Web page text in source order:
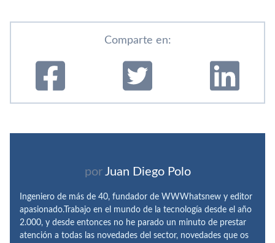
Comparte en:
por Juan Diego Polo
Ingeniero de más de 40, fundador de WWWhatsnew y editor
apasionado.Trabajo en el mundo de la tecnología desde el año
2.000, y desde entonces no he parado un minuto de prestar
atención a todas las novedades del sector, novedades que os